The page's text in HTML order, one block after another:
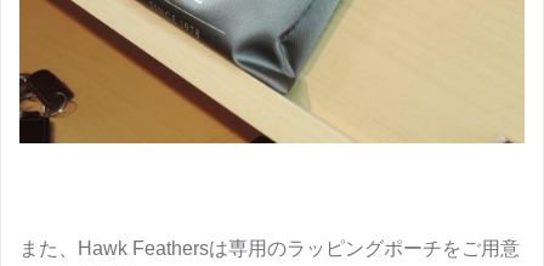
また、Hawk Feathersは専用のラッピングポーチをご用意